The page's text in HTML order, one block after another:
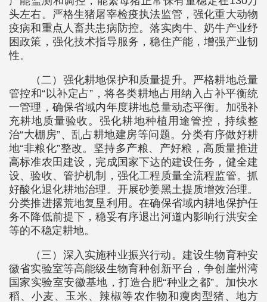
头左右。严格生猪屠宰检疫执法监管，强化重大动物
疫病和重点人畜共患病防控。落实肉牛、奶牛产业纾
困政策，强化技术指导服务，稳住产能，增强产业韧
性。
（二）强化耕地保护和质量提升。严格耕地总量
管控和“以补定占”，将各类耕地占用纳入占补平衡统
一管理，确保省域内年度耕地总量动态平衡。加强补
充耕地质量验收。强化耕地种植用途管控，持续整
治“大棚房”、乱占耕地建房等问题。分类有序做好耕
地“非粮化”整改。坚持多产粮、产好粮，高质量推进
高标准农田建设，完成国家下达的建设任务，健全建
设、验收、管护机制，强化工程质量全流程监管。抓
好酸化退化耕地治理。开展砂姜黑土提质增效治理。
分类推进撂荒地复垦利用。在确保省域内耕地保护任
务不降低前提下，稳妥有序退出河道内影响行洪安全
等的不稳定耕地。
（三）深入实施种业振兴行动。建设生物育种安
徽省实验室等高能级生物育种创新平台，争创崖州湾
国家实验室安徽基地，打造合肥“种业之都”。加快水
稻、小麦、玉米、辣椒等农作物和瘦肉型猪、地方